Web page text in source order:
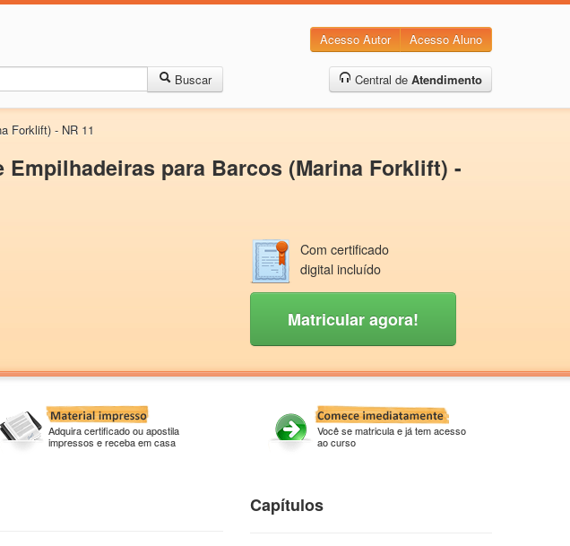
Acesso Autor Acesso Aluno
Buscar Central de Atendimento
Forklift) - NR 11
Empilhadeiras para Barcos (Marina Forklift) -
Com certificado
digital incluído
Matricular agora!
Adquira certificado ou apostila
impressos e receba em casa
Você se matricula e já tem acesso
ao curso
Capítulos